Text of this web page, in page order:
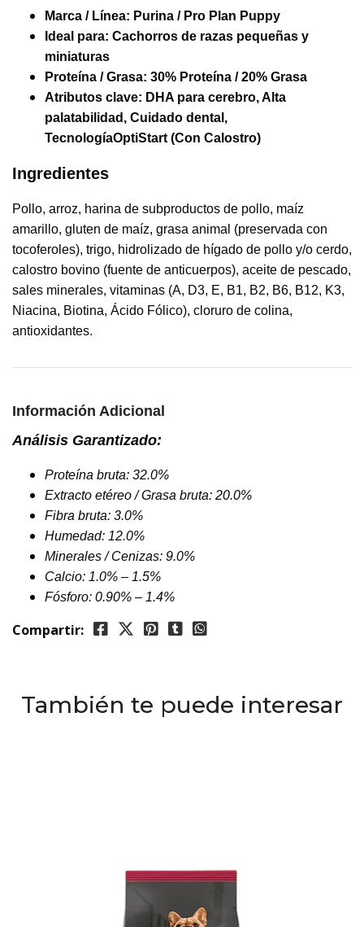
Marca / Línea: Purina / Pro Plan Puppy
deal para: Cachorros de razas pequeñas y
miniaturas
Proteína / Grasa: 30% Proteína / 20% Grasa
Atributos clave: DHA para cerebro, Alta
palatabilidad, Cuidado dental,
TecnologíaOptiStart (Con Calostro)
Ingredientes
Pollo, arroz, harina de subproductos de pollo, maíz
amarillo, gluten de maíz, grasa animal (preservada con
tocoferoles), trigo, hidrolizado de hígado de pollo y/o cerdo,
calostro bovino (fuente de anticuerpos), aceite de pescado,
sales minerales, vitaminas (A, D3, E, B1, B2, B6, B12, K3,
Niacina, Biotina, Ácido Fólico), cloruro de colina,
antioxidantes.
Información Adicional
Análisis Garantizado:
Proteína bruta: 32.0%
Extracto etéreo / Grasa bruta: 20.0%
Fibra bruta: 3.0%
Humedad: 12.0%
Minerales / Cenizas: 9.0%
Calcio: 1.0% – 1.5%
Fósforo: 0.90% – 1.4%
Compartir:
También te puede interesar